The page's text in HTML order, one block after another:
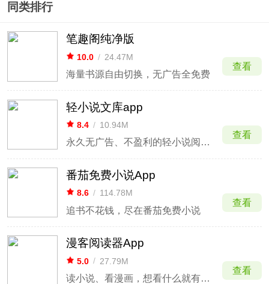
同类排行
笔趣阁纯净版
10.0 / 24.47M
海量书源自由切换，无广告全免费
查看
轻小说文库app
8.4 / 10.94M
永久无广告、不盈利的轻小说阅读器
查看
番茄免费小说App
8.6 / 114.78M
追书不花钱，尽在番茄免费小说
查看
漫客阅读器App
5.0 / 27.79M
读小说、看漫画，想看什么就有什么
查看